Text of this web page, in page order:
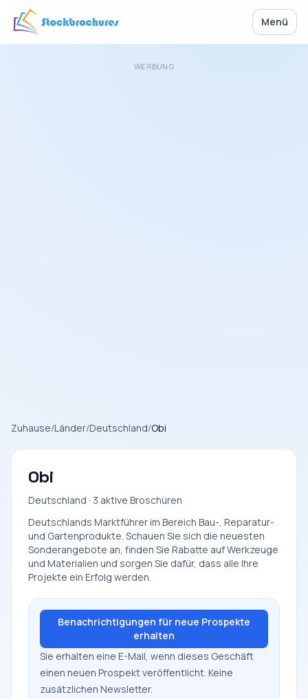
Menü
WERBUNG
Zuhause/Länder/Deutschland/Obi
Obi
Deutschland · 3 aktive Broschüren
Deutschlands Marktführer im Bereich Bau-, Reparatur-
und Gartenprodukte. Schauen Sie sich die neuesten
Sonderangebote an, finden Sie Rabatte auf Werkzeuge
und Materialien und sorgen Sie dafür, dass alle Ihre
Projekte ein Erfolg werden.
Benachrichtigungen für neue Prospekte
erhalten
Sie erhalten eine E-Mail, wenn dieses Geschäft
einen neuen Prospekt veröffentlicht. Keine
zusätzlichen Newsletter.